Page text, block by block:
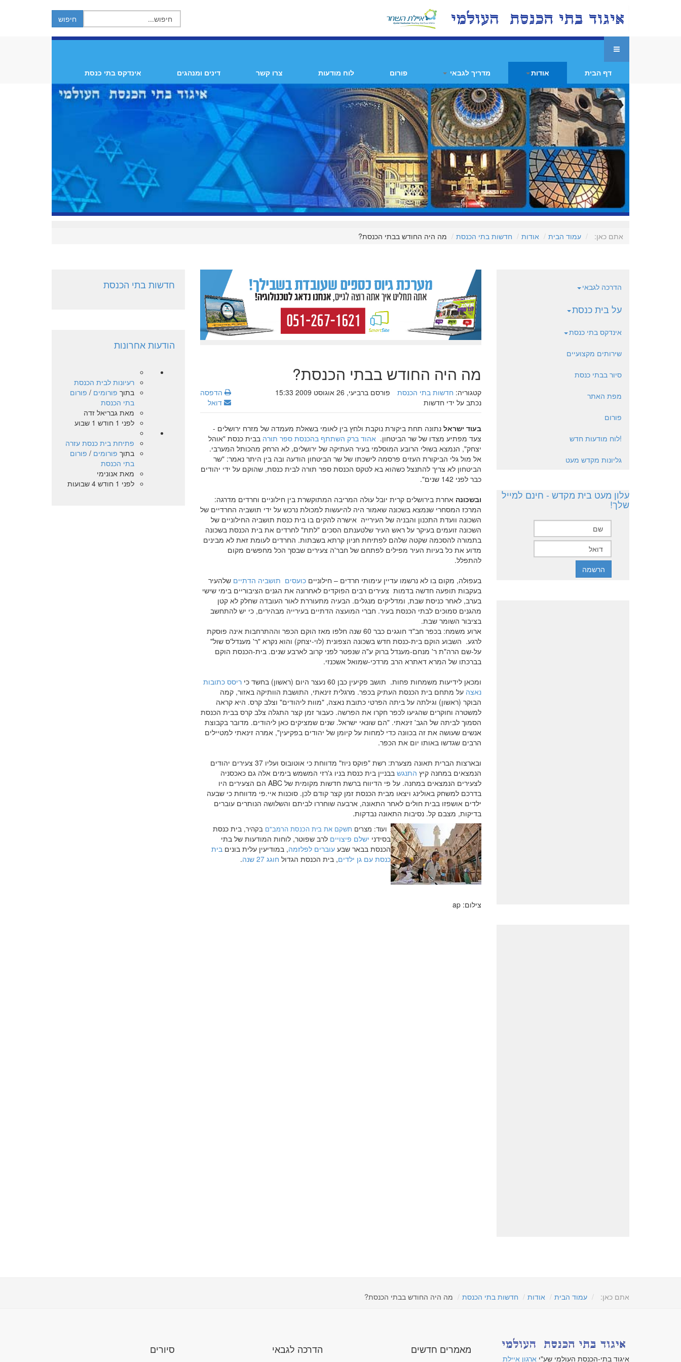
דף הבית אודות מדריך לגבאי פורום לוח מודעות צרו קשר דינים ומנהגים אינדקס בתי כנסת
אתם כאן: עמוד הבית אודות חדשות בתי הכנסת מה היה החודש בבתי הכנסת?
מה היה החודש בבתי הכנסת?
הדפסה
דואל
קטגוריה: חדשות בתי הכנסת
פורסם ברביעי, 26 אוגוסט 2009 15:33
נכתב על ידי חדשות
בעוד ישראל נתונה תחת ביקורת נוקבת ולחץ בין לאומי בשאלת מעמדה של מזרח ירושלים -
צעד מפתיע מצדו של שר הביטחון.אהוד ברק השתתף בהכנסת ספר תורה בבית כנסת "אוהל
יצחק", הנמצא בשולי הרובע המוסלמי בעיר העתיקה של ירושלים, לא הרחק מהכותל המערבי.
אל מול גלי הביקורת העזים פרסמה לישכתו של שר הביטחון הודעה ובה בין היתר נאמר: "שר
הביטחון לא צריך להתנצל כשהוא בא לטקס הכנסת ספר תורה לבית כנסת, שהוקם על ידי יהודים
כבר לפני 142 שנים".
ובשכונהאחרת בירושלים קרית יובל עולה המריבה המתוקשרת בין חילוניים וחרדים מדרגה:
המרכז המסחרי שנמצא בשכונה שאמור היה להיעשות למכולת נרכש על ידי תושביה החרדיים של
השכונה וועדת התכנון והבניה של העירייה אישרה להקים בו בית כנסת תושביה החילוניים של
השכונה זועמים בעיקר על ראש העיר שלטענתם הסכים "לתת" לחרדים את בית הכנסת בשכונה
בתמורה להסכמה שקטה שלהם לפתיחת חניון קרתא בשבתות. החרדים לעומת זאת לא מבינים
מדוע את כל בעיות העיר מפילים לפתחם של חבר'ה צעירים שבסך הכל מחפשים מקום
להתפלל.
בעפולה, מקום בו לא נרשמו עדיין עימותי חרדים – חילוניים כועסים תושביה הדתיים שלהעיר
בעקבות תופעה חדשה בדמות צעירים רבים הפוקדים לאחרונה את הגנים הציבוריים בימי שישי
בערב, לאחר כניסת שבת, ומדליקים מנגלים. הבעיה מתעוררת לאור העובדה שחלק לא קטן
מהגנים סמוכים לבתי הכנסת בעיר. חברי המועצה הדתיים בעירייה מבהירים, כי יש להתחשב
בציבור השומר שבת.
ארוע משמח: בכפר חב"ד חוגגים כבר 60 שנה חלפו מאז הוקם הכפר וההתרחבות אינה פוסקת
לרגע. השבוע הוקם בית-כנסת חדש בשכונה הצפונית (לוי-יצחק) והוא נקרא "ר' מענדל'ס שול"
על-שם הרה"ת ר' מנחם-מענדל ברוק ע"ה שנפטר לפני קרוב לארבע שנים. בית-הכנסת הוקם
בברכתו של המרא דאתרא הרב מרדכי-שמואל אשכנזי.
ומכאן לידיעות משמחות פחות. תושב פקיעין כבן 60 נעצר היום (ראשון) בחשד כי
ריסס כתובות
נאצה על מתחם בית הכנסת העתיק בכפר. מרגלית זינאתי, התושבת הוותיקה באזור, קמה
הבוקר (ראשון) וגילתה על ביתה הפרטי כתובת נאצה, "מוות ליהודים" וצלב קרס. היא קראה
למשטרה וחוקרים שהגיעו לכפר חקרו את הפרשה. כעבור זמן קצר התגלה צלב קרס בבית הכנסת
הסמוך לביתה של הגב' זינאתי. "הם שונאי ישראל. שנים שמציקים כאן ליהודים. מדובר בקבוצת
אנשים שעושה את זה בכוונה כדי למחות על קיומן של יהודים בפקיעין", אמרה זינאתי למטיילים
הרבים שגדשו באותו יום את הכפר.
ובארצות הברית תאונה מצערת: רשת "פוקס ניוז" מדווחת כי אוטובוס ועליו 37 צעירים יהודים
הנמצאים במחנה קיץ התנגש בבניין בית כנסת בניו ג'רזי המשמש בימים אלה גם כאכסניה
לצעירים הנמצאים במחנה. על פי הדיווח ברשת חדשות מקומית של ABC הם הצעירים היו
בדרכם למשחק באולינג ויצאו מבית הכנסת זמן קצר קודם לכן. סוכנות איי.פי מדווחת כי שבעה
ילדים אושפזו בבית חולים לאחר התאונה, ארבעה שוחררו לביתם והשלושה הנותרים עוברים
בדיקות, מצבם קל. נסיבות התאונה נבדקות.
ועוד: מצרים תשקם את בית הכנסת הרמב"ם בקהיר,בית כנסת
בסידני ישלם פיצויים לרב שפוטר, לוחות המודעות של בתי
הכנסת בבאר שבעעוברים לפלזמה, במודיעין עלית בוניםבית
כנסת עם גן ילדים, בית הכנסת הגדול חוגג 27 שנה .
צילום: ap
הדרכה לגבאי
על בית כנסת
אינדקס בתי כנסת
שירותים מקצועיים
סיור בבתי כנסת
מפת האתר
פורום
!לוח מודעות חדש
גליונות מקדש מעט
עלון מעט בית מקדש - חינם למייל
שלך!
חדשות בתי הכנסת
הודעות אחרונות
רעיונות לבית הכנסת
בתוך פורומים / פורום
בתי הכנסת
מאתגבריאל זדה
לפני 1 חודש 1 שבוע
פתיחת בית כנסת עזרה
בתוך פורומים / פורום
בתי הכנסת
מאתאנונימי
לפני 1 חודש 4 שבועות
אתם כאן: עמוד הבית אודות חדשות בתי הכנסת מה היה החודש בבתי הכנסת?
איגוד בתי-הכנסת העולמי שע"י ארגון איילת
מאמרים חדשים הדרכה לגבאי סיורים